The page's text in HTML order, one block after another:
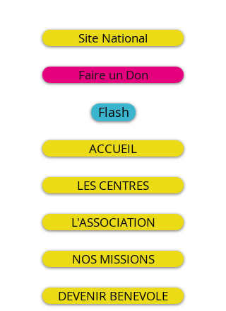
Site National
Faire un Don
Flash
ACCUEIL
LES CENTRES
L'ASSOCIATION
NOS MISSIONS
DEVENIR BENEVOLE